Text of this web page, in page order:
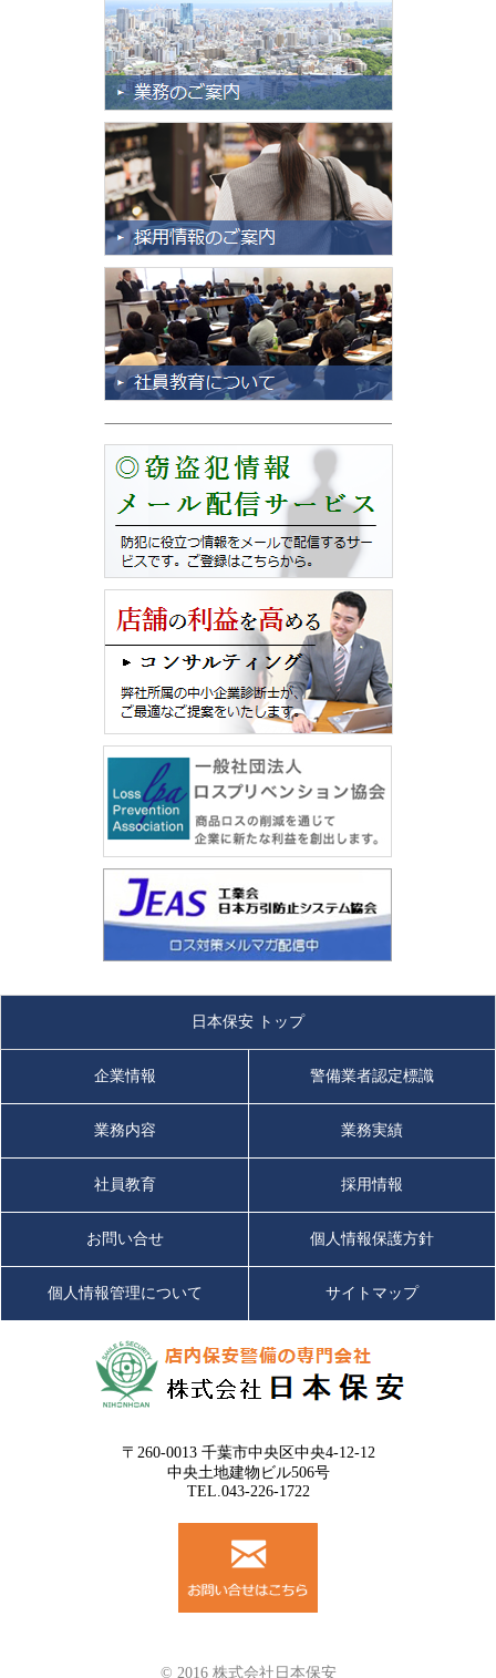
日本保安 トップ
企業情報 警備業者認定標識
業務内容 業務実績
社員教育 採用情報
お問い合せ 個人情報保護方針
個人情報管理について サイトマップ
〒260-0013 千葉市中央区中央4-12-12
中央土地建物ビル506号
TEL.043-226-1722
© 2016 株式会社日本保安